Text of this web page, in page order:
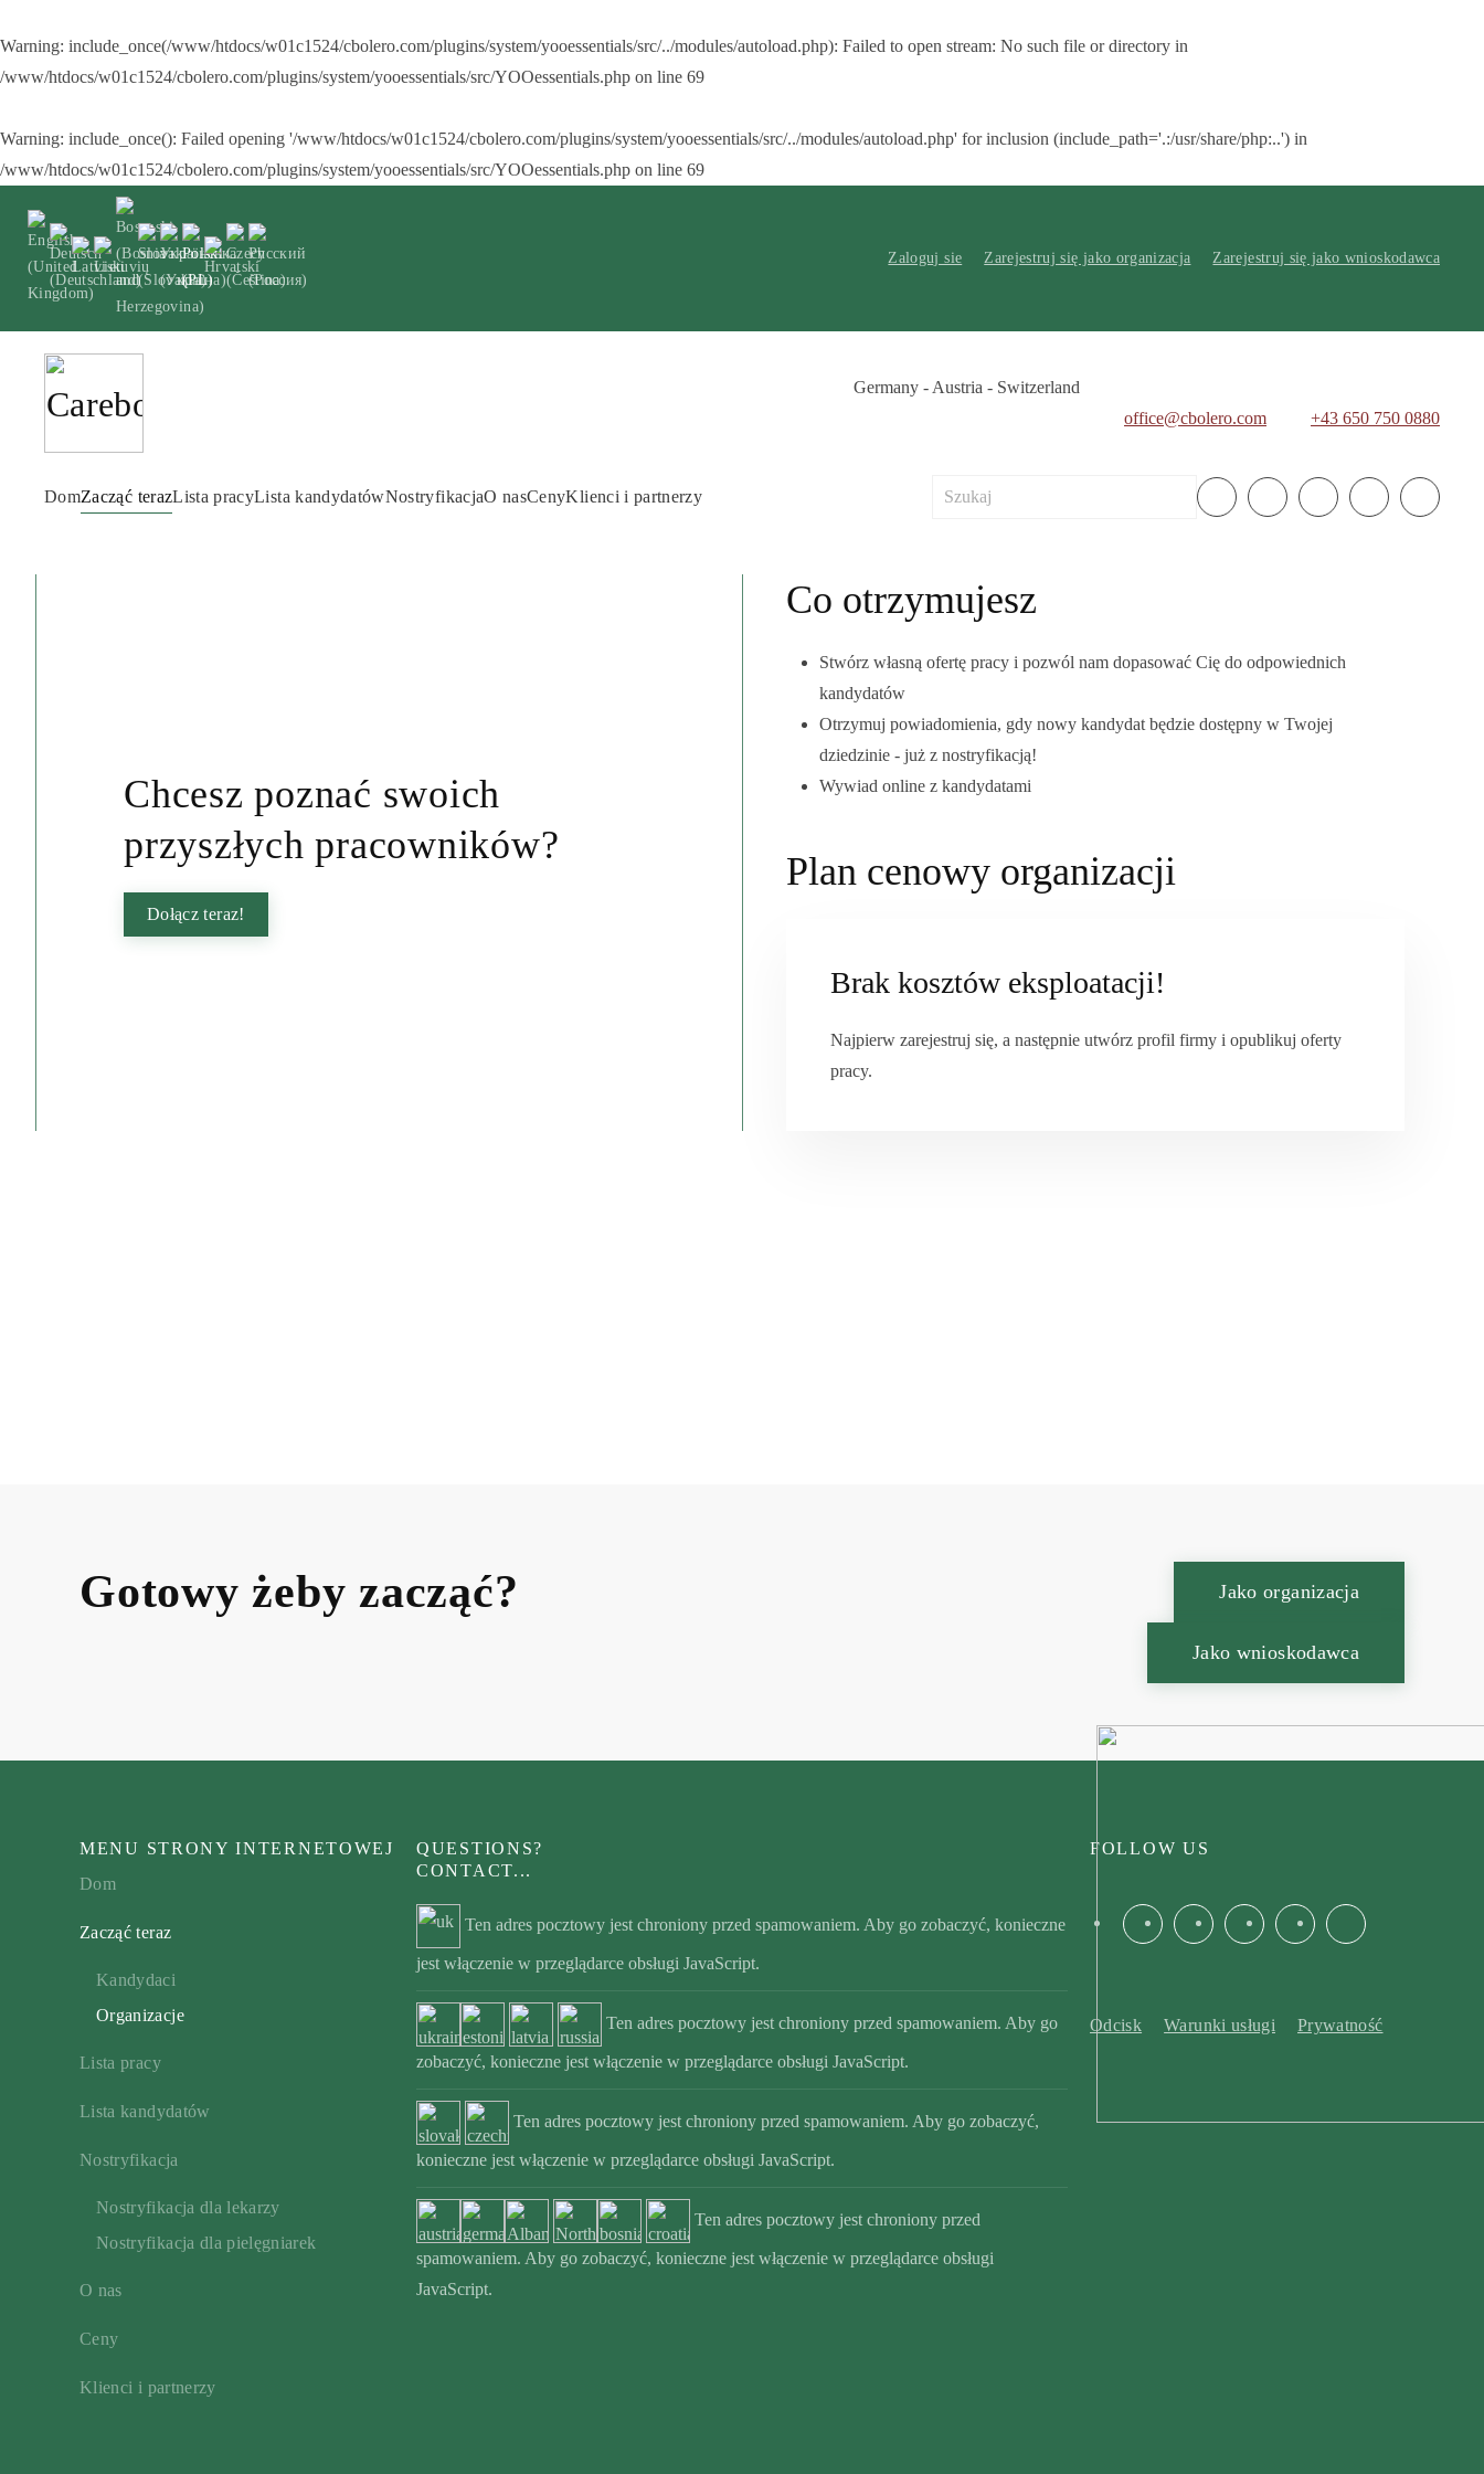
Warning: include_once(/www/htdocs/w01c1524/cbolero.com/plugins/system/yooessentials/src/../modules/autoload.php): Failed to open stream: No such file or directory in
/www/htdocs/w01c1524/cbolero.com/plugins/system/yooessentials/src/YOOessentials.php on line 69
Warning: include_once(): Failed opening '/www/htdocs/w01c1524/cbolero.com/plugins/system/yooessentials/src/../modules/autoload.php' for inclusion (include_path='.:/usr/share/php:..') in
/www/htdocs/w01c1524/cbolero.com/plugins/system/yooessentials/src/YOOessentials.php on line 69
Przejdź do głównej treści
Zaloguj sie Zarejestruj się jako organizacja Zarejestruj się jako wnioskodawca
Germany - Austria - Switzerland
office@cbolero.com
+43 650 750 0880
DomZacząć terazLista pracyLista kandydatówNostryfikacjaO nasCenyKlienci i partnerzy
Chcesz poznać swoich
przyszłych pracowników?
Dołącz teraz!
Co otrzymujesz
Stwórz własną ofertę pracy i pozwól nam dopasować Cię do odpowiednich
kandydatów
Otrzymuj powiadomienia, gdy nowy kandydat będzie dostępny w Twojej
dziedzinie - już z nostryfikacją!
Wywiad online z kandydatami
Plan cenowy organizacji
Brak kosztów eksploatacji!
Najpierw zarejestruj się, a następnie utwórz profil firmy i opublikuj oferty
pracy.
Gotowy żeby zacząć? Jako organizacja
Jako wnioskodawca
MENU STRONY INTERNETOWEJ
Dom
Zacząć teraz
Kandydaci
Organizacje
Lista pracy
Lista kandydatów
Nostryfikacja
Nostryfikacja dla lekarzy
Nostryfikacja dla pielęgniarek
O nas
Ceny
Klienci i partnerzy
QUESTIONS?
CONTACT...
Ten adres pocztowy jest chroniony przed spamowaniem. Aby go zobaczyć, konieczne
jest włączenie w przeglądarce obsługi JavaScript.
Ten adres pocztowy jest chroniony przed spamowaniem. Aby go
zobaczyć, konieczne jest włączenie w przeglądarce obsługi JavaScript.
Ten adres pocztowy jest chroniony przed spamowaniem. Aby go zobaczyć,
konieczne jest włączenie w przeglądarce obsługi JavaScript.
Ten adres pocztowy jest chroniony przed
spamowaniem. Aby go zobaczyć, konieczne jest włączenie w przeglądarce obsługi
JavaScript.
FOLLOW US
Odcisk Warunki usługi Prywatność